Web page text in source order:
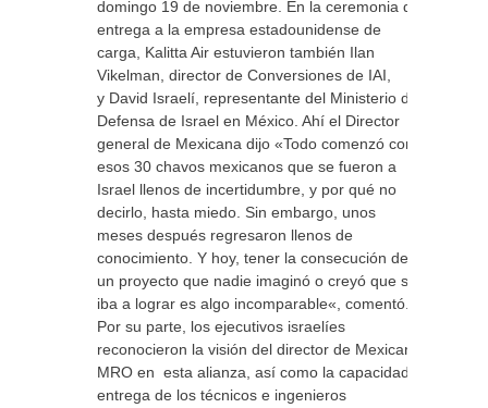
domingo 19 de noviembre. En la ceremonia de
entrega a la empresa estadounidense de
carga, Kalitta Air estuvieron también Ilan
Vikelman, director de Conversiones de IAI,
y David Israelí, representante del Ministerio de
Defensa de Israel en México. Ahí el Director
general de Mexicana dijo «Todo comenzó con
esos 30 chavos mexicanos que se fueron a
Israel llenos de incertidumbre, y por qué no
decirlo, hasta miedo. Sin embargo, unos
meses después regresaron llenos de
conocimiento. Y hoy, tener la consecución de
un proyecto que nadie imaginó o creyó que se
iba a lograr es algo incomparable«, comentó.
Por su parte, los ejecutivos israelíes
reconocieron la visión del director de Mexicana
MRO en esta alianza, así como la capacidad y
entrega de los técnicos e ingenieros